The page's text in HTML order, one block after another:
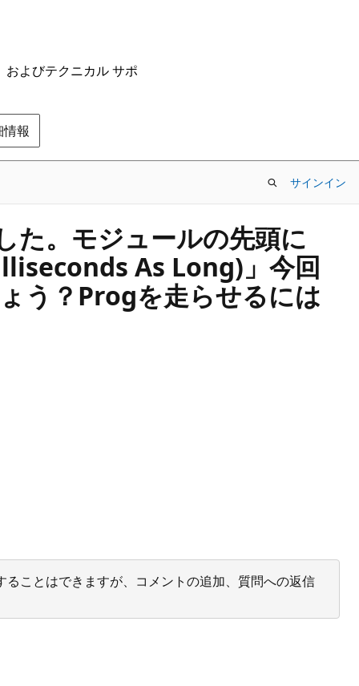
よびテクニカル サポ
報
サインイン
た。モジュールの先頭に
As Long)」今回
う？Progを走らせるには
ことはできますが、コメントの追加、質問への返信